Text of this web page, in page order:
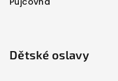
Dětské oslavy